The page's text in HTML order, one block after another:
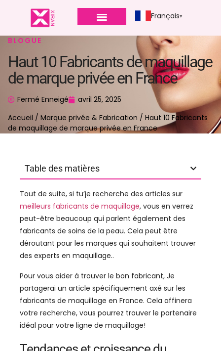
Français
BLOGUE
Haut 10 Fabricants de maquillage
de marque privée en France
Fermé Enneigé
avril 25, 2025
Accueil / Marque privée & Fabrication / Haut 10 Fabricants
de maquillage de marque privée en France
Table des matières
Tout de suite, si tu’je recherche des articles sur
meilleurs fabricants de maquillage, vous en verrez
peut-être beaucoup qui parlent également des
fabricants de soins de la peau. Cela peut être
déroutant pour les marques qui souhaitent trouver
des experts en maquillage..
Pour vous aider à trouver le bon fabricant, Je
partagerai un article spécifiquement axé sur les
fabricants de maquillage en France. Cela affinera
votre recherche, vous pourrez trouver le partenaire
idéal pour votre ligne de maquillage!